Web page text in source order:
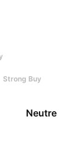
Strong Buy
Neutre